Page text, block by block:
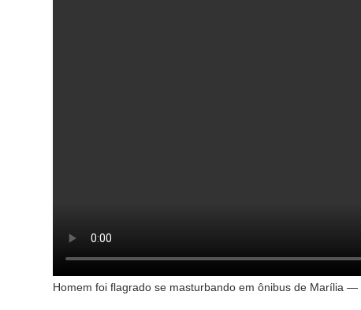
Homem foi flagrado se masturbando em ônibus de Marília —